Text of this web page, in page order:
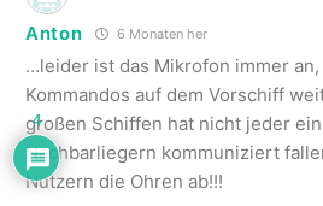
Anton 6 Monaten her
…leider ist das Mikrofon immer
Kommandos auf dem Vorschiff
großen Schiffen hat nicht jeder
Nachbarliegern kommuniziert
Nutzern die Ohren ab!!!
4